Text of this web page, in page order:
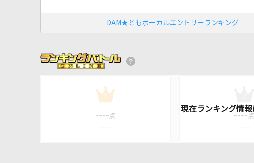
DAM★ともボーカルエントリーランキング
1
---- 点
----
---- 点
----